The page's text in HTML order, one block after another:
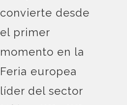
convierte desde
el primer
momento en la
Feria europea
líder del sector